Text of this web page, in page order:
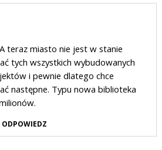
teraz miasto nie jest w stanie
tych wszystkich wybudowanych
i pewnie dlatego chce
następne. Typu nowa biblioteka
ODPOWIEDZ